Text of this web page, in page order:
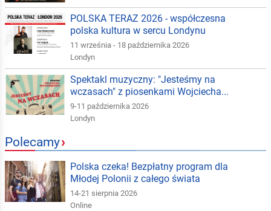
POLSKA TERAZ 2026 - współczesna
polska kultura w sercu Londynu
11 września - 18 października 2026
Londyn
Spektakl muzyczny: "Jesteśmy na
wczasach" z piosenkami Wojciecha...
9-11 października 2026
Londyn
Polecamy›
Polska czeka! Bezpłatny program dla
Młodej Polonii z całego świata
14-21 sierpnia 2026
Online